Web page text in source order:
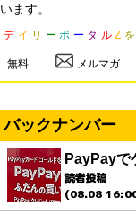
います。
デ イ リ ー ポ ー タ ル Z を
無料 メルマガ
バックナンバー
PayPayで
読者投稿
(08.08